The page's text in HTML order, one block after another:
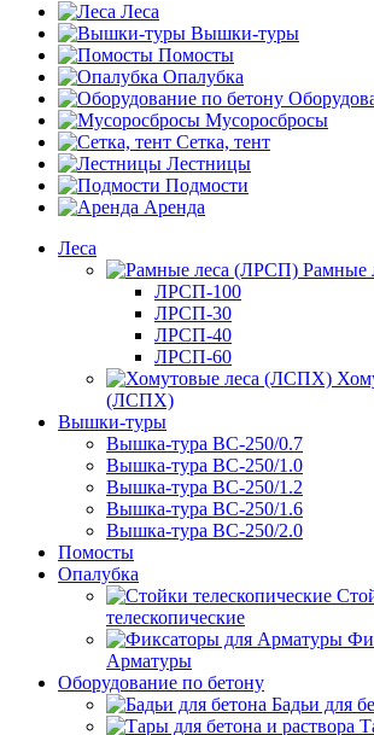
Леса
Вышки-туры
Помосты
Опалубка
Мусороcбросы
Сетка, тент
Лестницы
Подмости
Аренда
Леса
Рамные
ЛРСП-100
ЛРСП-30
ЛРСП-40
ЛРСП-60
(ЛСПХ)
Вышки-туры
Вышка-тура ВС-250/0.7
Вышка-тура ВС-250/1.0
Вышка-тура ВС-250/1.2
Вышка-тура ВС-250/1.6
Вышка-тура ВС-250/2.0
Помосты
Опалубка
телескопические
Арматуры
Оборудование по бетону
Бадьи для